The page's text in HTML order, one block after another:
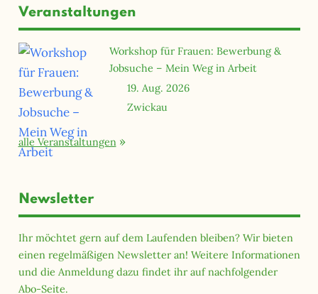
Veranstaltungen
Workshop für Frauen: Bewerbung &
Jobsuche – Mein Weg in Arbeit
19. Aug. 2026
Zwickau
alle Veranstaltungen
Newsletter
Ihr möchtet gern auf dem Laufenden bleiben? Wir bieten
einen regelmäßigen Newsletter an! Weitere Informationen
und die Anmeldung dazu findet ihr auf nachfolgender
Abo-Seite.